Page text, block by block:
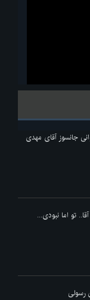
عزاداری هیئات
جانسوز آقای مهدی
تو اما نبودی...
رسولی